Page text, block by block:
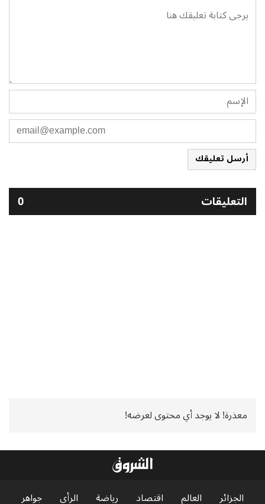
أرسل تعليقك
التعليقات 0
معذرة! لا يوجد أي محتوى لعرضه!
الجزائر العالم اقتصاد رياضة الرأي جواهر